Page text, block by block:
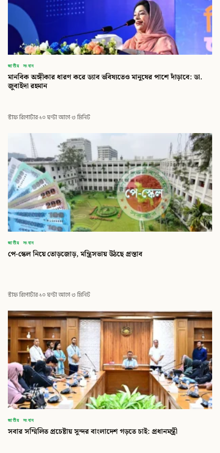
জাতীয় সংবাদ
মানবিক অঙ্গীকার ধারণ করে ড্যাব ভবিষ্যতেও মানুষের পাশে দাঁড়াবে: ডা.
জুবাইদা রহমান
স্টাফ রিপোর্টার·১০ ঘণ্টা আগে·৩ মিনিট
জাতীয় সংবাদ
পে-স্কেল নিয়ে তোড়জোড়, মন্ত্রিসভায় উঠছে প্রস্তাব
স্টাফ রিপোর্টার·১০ ঘণ্টা আগে·৩ মিনিট
জাতীয় সংবাদ
সবার সম্মিলিত প্রচেষ্টায় সুন্দর বাংলাদেশ গড়তে চাই: প্রধানমন্ত্রী